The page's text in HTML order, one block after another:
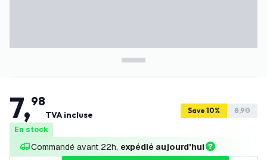
7,98
TVA incluse Save 10% 8,90
En stock
Commandé avant 22h, expédié aujourd'hui